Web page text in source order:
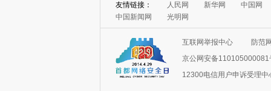
友情链接： 人民网 新华网
中国网
中国新闻网
光明网
互联网举报中心
防范
京公网安备110105000081
12300电信用户申诉受理中